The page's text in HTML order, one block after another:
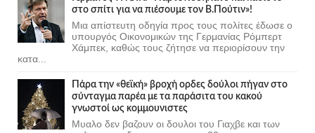
στο σπίτι για να πιέσουμε τον Β.Πούτιν»!
Μια απίστευτη οδηγία προς τους πολίτες έδωσε ο
υπουργός Οικονομικών της Γερμανίας Ρόμπερτ
Χάμπεκ, καθώς τους ζήτησε να περιορίσουν την
κατα...
Πάρα την «θεϊκή» βροχή ορδες δούλοι πήγαν στο
σύνταγμα παρέα με τα παράσιτα του κακού
γνωστοί ως κομμουνιστες
Μυαλο δεν βαζουν οι δουλοι του Γιαχβε και των